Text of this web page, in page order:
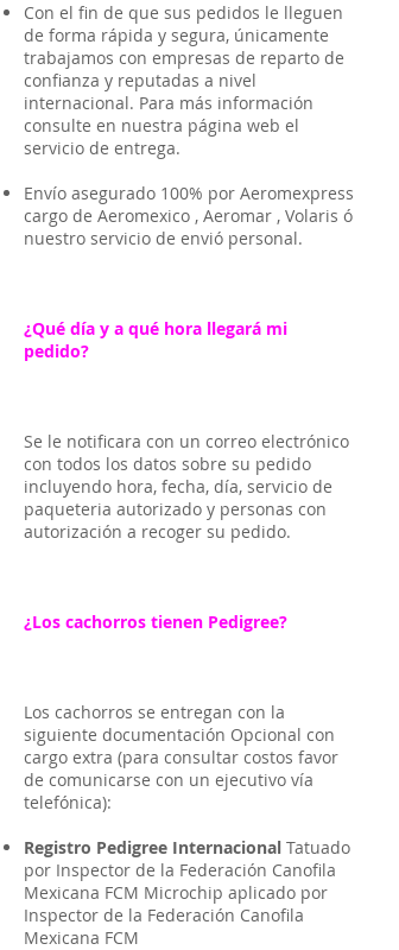
Con el fin de que sus pedidos le lleguen
de forma rápida y segura, únicamente
trabajamos con empresas de reparto de
confianza y reputadas a nivel
internacional. Para más información
consulte en nuestra página web el
servicio de entrega.
Envío asegurado 100% por Aeromexpress
cargo de Aeromexico , Aeromar , Volaris ó
nuestro servicio de envió personal.
¿Qué día y a qué hora llegará mi
pedido?
Se le notificara con un correo electrónico
con todos los datos sobre su pedido
incluyendo hora, fecha, día, servicio de
paqueteria autorizado y personas con
autorización a recoger su pedido.
¿Los cachorros tienen Pedigree?
Los cachorros se entregan con la
siguiente documentación Opcional con
cargo extra (para consultar costos favor
de comunicarse con un ejecutivo vía
telefónica):
Registro Pedigree Internacional Tatuado
por Inspector de la Federación Canofila
Mexicana FCM Microchip aplicado por
Inspector de la Federación Canofila
Mexicana FCM